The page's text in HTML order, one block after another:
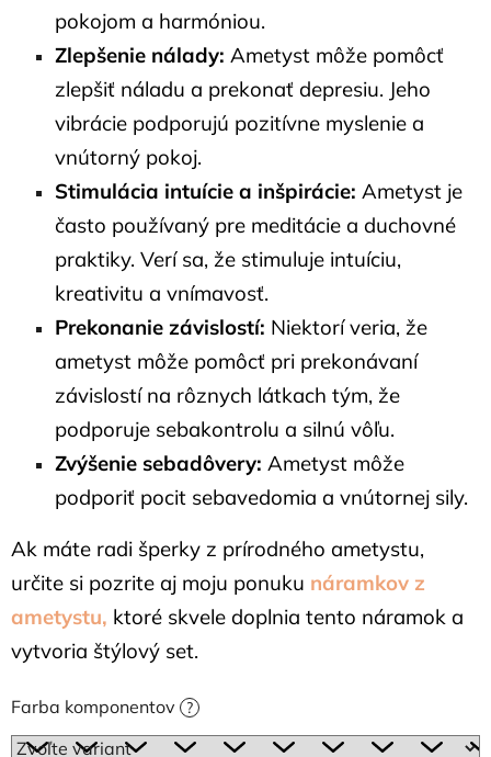
pokojom a harmóniou.
Zlepšenie nálady: Ametyst môže pomôcť
zlepšiť náladu a prekonať depresiu. Jeho
vibrácie podporujú pozitívne myslenie a
vnútorný pokoj.
Stimulácia intuície a inšpirácie: Ametyst je
často používaný pre meditácie a duchovné
praktiky. Verí sa, že stimuluje intuíciu,
kreativitu a vnímavosť.
Prekonanie závislostí: Niektorí veria, že
ametyst môže pomôcť pri prekonávaní
závislostí na rôznych látkach tým, že
podporuje sebakontrolu a silnú vôľu.
Zvýšenie sebadôvery: Ametyst môže
podporiť pocit sebavedomia a vnútornej sily.
Ak máte radi šperky z prírodného ametystu,
určite si pozrite aj moju ponuku náramkov z
ametystu, ktoré skvele doplnia tento náramok a
vytvoria štýlový set.
Farba komponentov ?